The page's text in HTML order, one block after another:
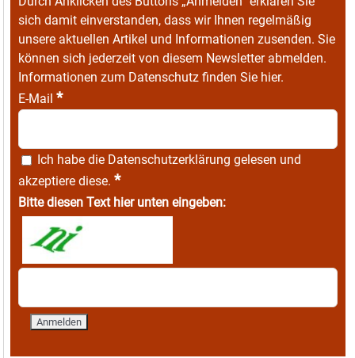
sich damit einverstanden, dass wir Ihnen regelmäßig
unsere aktuellen Artikel und Informationen zusenden. Sie
können sich jederzeit von diesem Newsletter abmelden.
Informationen zum Datenschutz finden Sie hier.
E-Mail *
Ich habe die Datenschutzerklärung gelesen und
akzeptiere diese. *
Bitte diesen Text hier unten eingeben: